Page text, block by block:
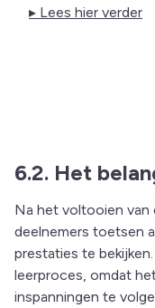
▸ Lees hier verder
6.2. Het
Na het voltooien van
deelnemers toetsen
prestaties te
leerproces, omdat
inspanningen te